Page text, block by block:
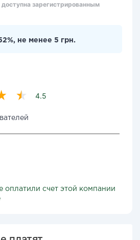
доступна зарегистрированным
не менее 5 грн.
4.5
оплатили счет этой компании